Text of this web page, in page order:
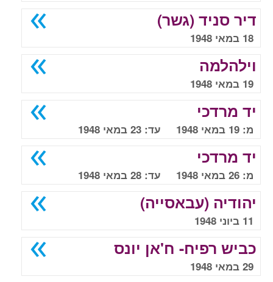
דיר סניד (גשר)
18 במאי 1948
וילהלמה
19 במאי 1948
יד מרדכי
מ: 19 במאי 1948 עד: 23 במאי 1948
יד מרדכי
מ: 26 במאי 1948 עד: 28 במאי 1948
יהודיה (עבאסייה)
11 ביוני 1948
כביש רפיח- ח'אן יונס
29 במאי 1948